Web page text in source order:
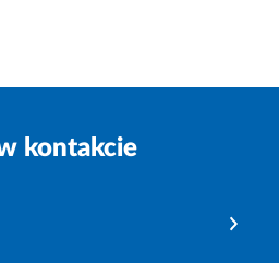
kontakcie